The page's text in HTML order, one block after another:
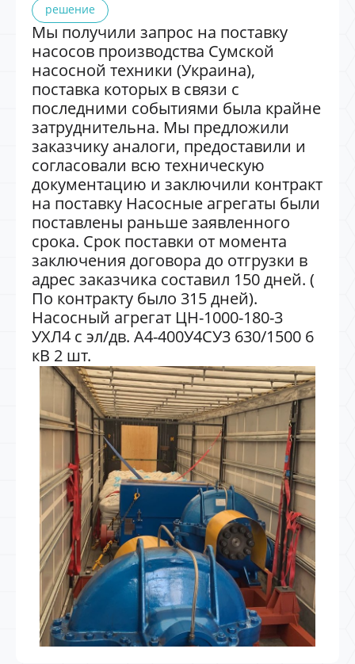
решение
Мы получили запрос на поставку
насосов производства Сумской
насосной техники (Украина),
поставка которых в связи с
последними событиями была крайне
затруднительна. Мы предложили
заказчику аналоги, предоставили и
согласовали всю техническую
документацию и заключили контракт
на поставку Насосные агрегаты были
поставлены раньше заявленного
срока. Срок поставки от момента
заключения договора до отгрузки в
адрес заказчика составил 150 дней. (
По контракту было 315 дней).
Насосный агрегат ЦН-1000-180-3
УХЛ4 с эл/дв. А4-400У4СУ3 630/1500 6
кВ 2 шт.